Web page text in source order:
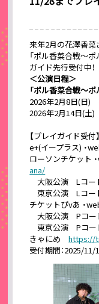
来年2月の花澤香
「ポル香菜合戦〜
ガイド先行受付中！
＜公演日程＞
「ポル香菜合戦〜
2026年2月8日(日)
2026年2月14日(土)
【プレイガイド受付】
e+(イープラス) ・
ローソンチケット
ana/
大阪公演 Lコー
東京公演 Lコー
チケットぴvあ ・
大阪公演 Pコー
東京公演 Pコー
きゃにめhttps://
受付期間：2025/